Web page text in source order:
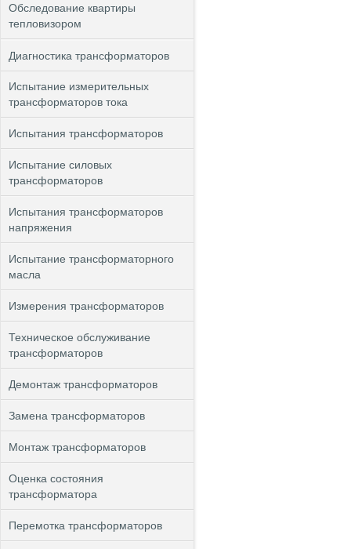
Обследование квартиры
тепловизором
Диагностика трансформаторов
Испытание измерительных
трансформаторов тока
Испытания трансформаторов
Испытание силовых
трансформаторов
Испытания трансформаторов
напряжения
Испытание трансформаторного
масла
Измерения трансформаторов
Техническое обслуживание
трансформаторов
Демонтаж трансформаторов
Замена трансформаторов
Монтаж трансформаторов
Оценка состояния
трансформатора
Перемотка трансформаторов